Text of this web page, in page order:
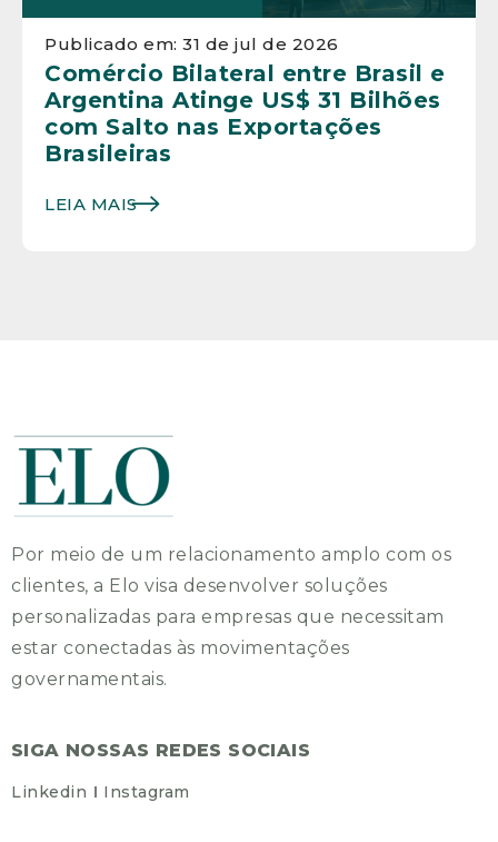
Publicado em: 31 de jul de 2026
Comércio Bilateral entre Brasil e
Argentina Atinge US$ 31 Bilhões
com Salto nas Exportações
Brasileiras
LEIA MAIS
Por meio de um relacionamento amplo com os
clientes, a Elo visa desenvolver soluções
personalizadas para empresas que necessitam
estar conectadas às movimentações
governamentais.
SIGA NOSSAS REDES SOCIAIS
Linkedin Instagram